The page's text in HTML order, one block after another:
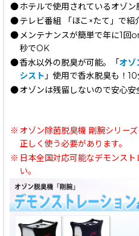
●ホテルで使用されているオゾン
●テレビ番組 「ほこ×たて」で紹
●メンテナンスが簡単で年に1回
秒でOK
●香水以外の脱臭が可能。「 オゾ
シスト 」使用で香水脱臭も！
●オゾンは残留しないので安心安
※ オゾン除菌脱臭機 剛腕シリー
正しく使う必要があります。
※ 日本全国対応可能なデモンス
い。